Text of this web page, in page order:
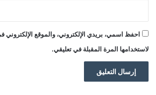
احفظ اسمي، بريدي الإلكتروني، والموقع الإلكتروني
لاستخدامها المرة المقبلة في تعليقي.